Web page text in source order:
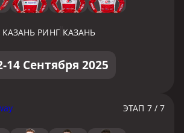
КАЗАНЬ РИНГ КАЗАНЬ
14 Сентября 2025
ЭТАП 7 / 7